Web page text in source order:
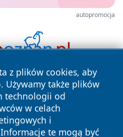
autopromocja
z plików cookies, aby
Używamy także plików
technologii od
w celach
i
te mogą być